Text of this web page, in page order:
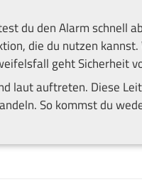
du den Alarm schnell
die du nutzen
geht Sicherheit
laut auftreten. Diese
So kommst du